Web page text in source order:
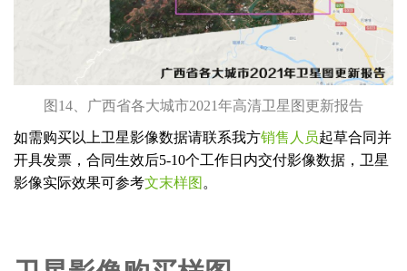
图14、广西省各大城市2021年高清卫星图更新报告
如需购买以上卫星影像数据请联系我方销售人员起草合同并
开具发票，合同生效后5-10个工作日内交付影像数据，卫星
影像实际效果可参考文末样图 。